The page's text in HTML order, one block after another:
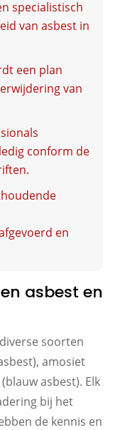
specialistisch
van asbest in
een plan
van
conform de
en
asbest en
soorten
amosiet
asbest). Elk
bij het
de kennis en